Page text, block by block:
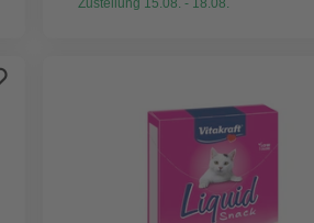
Zustellung 15.08. - 18.08.